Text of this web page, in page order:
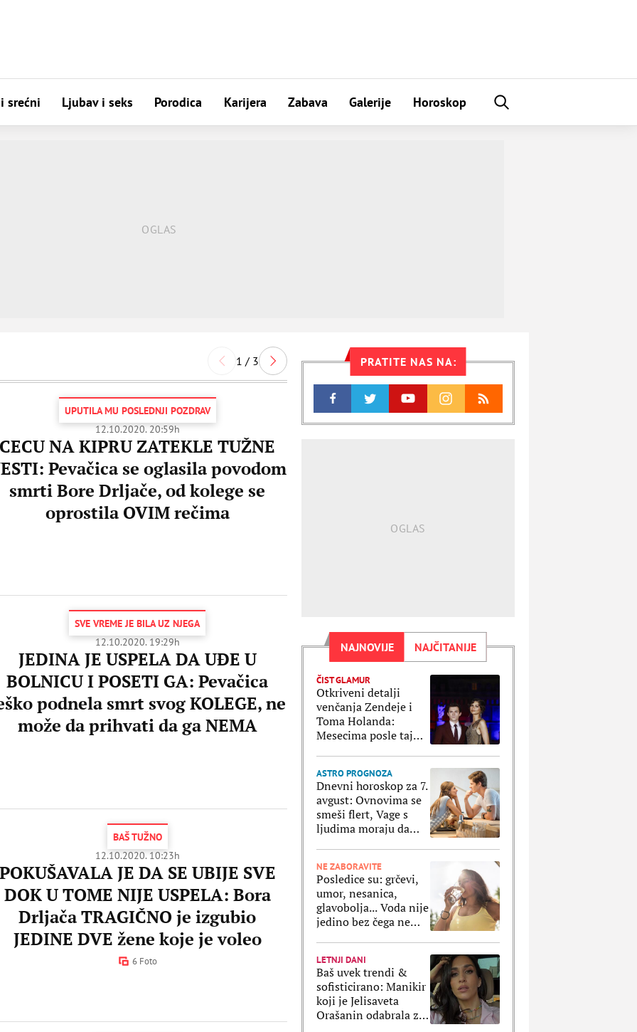
srećni Ljubav i seks Porodica Karijera Zabava Galerije Horoskop
1 / 3
UPUTILA MU POSLEDNJI POZDRAV
12.10.2020. 20:59h
CECU NA KIPRU ZATEKLE TUŽNE
Pevačica se oglasila povodom
smrti Bore Drljače, od kolege se
oprostila OVIM rečima
SVE VREME JE BILA UZ NJEGA
12.10.2020. 19:29h
JEDINA JE USPELA DA UĐE U
BOLNICU I POSETI GA: Pevačica
podnela smrt svog KOLEGE, ne
može da prihvati da ga NEMA
BAŠ TUŽNO
12.10.2020. 10:23h
JE DA SE UBIJE SVE
DOK U TOME NIJE USPELA: Bora
Drljača TRAGIČNO je izgubio
JEDINE DVE žene koje je voleo
6 Foto
PRATITE NAS NA:
NAJNOVIJE NAJČITANIJE
ČIST GLAMUR
Otkriveni detalji
venčanja Zendeje i
Toma Holanda:
Mesecima posle tajne
bajkovito slavlje
ASTRO PROGNOZA
Dnevni horoskop za 7.
avgust: Ovnovima se
smeši flert, Vage s
ljudima moraju da
NE ZABORAVITE
Posledice su: grčevi,
umor, nesanica,
glavobolja... Voda nije
jedino bez čega ne
LETNJI DANI
Baš uvek trendi &
sofisticirano: Manikir
koji je Jelisaveta
Orašanin odabrala za